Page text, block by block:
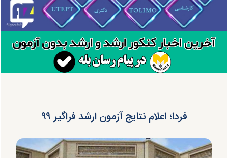
فردا؛ اعلام نتایج آزمون ارشد فراگیر ۹۹